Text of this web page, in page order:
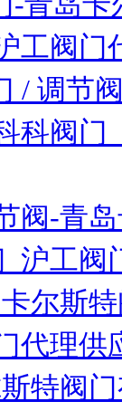
工阀
/ 调节
科阀
阀-青
沪工
尔斯
代理
特阀